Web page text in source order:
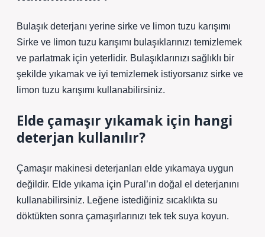
Bulaşık deterjanı yerine sirke ve limon tuzu karışımı
Sirke ve limon tuzu karışımı bulaşıklarınızı temizlemek
ve parlatmak için yeterlidir. Bulaşıklarınızı sağlıklı bir
şekilde yıkamak ve iyi temizlemek istiyorsanız sirke ve
limon tuzu karışımı kullanabilirsiniz.
Elde çamaşır yıkamak için hangi
deterjan kullanılır?
Çamaşır makinesi deterjanları elde yıkamaya uygun
değildir. Elde yıkama için Pural’ın doğal el deterjanını
kullanabilirsiniz. Leğene istediğiniz sıcaklıkta su
döktükten sonra çamaşırlarınızı tek tek suya koyun.